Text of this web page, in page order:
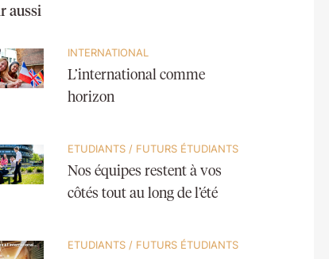
aussi
INTERNATIONAL
L’international comme
horizon
ETUDIANTS/ FUTURS ÉTUDIANTS
Nos équipes restent à vos
côtés tout au long de l’été
ETUDIANTS/ FUTURS ÉTUDIANTS